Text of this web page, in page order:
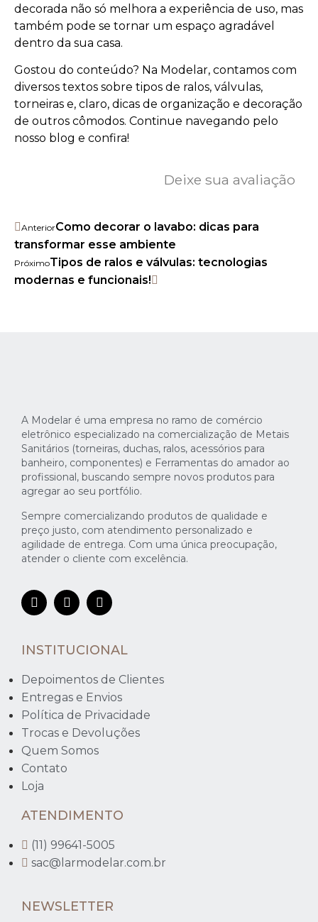
decorada não só melhora a experiência de uso, mas
também pode se tornar um espaço agradável
dentro da sua casa.
Gostou do conteúdo? Na Modelar, contamos com
diversos textos sobre tipos de ralos, válvulas,
torneiras e, claro, dicas de organização e decoração
de outros cômodos. Continue navegando pelo
nosso blog e confira!
Deixe sua avaliação
AnteriorComo decorar o lavabo: dicas para
transformar esse ambiente
PróximoTipos de ralos e válvulas: tecnologias
modernas e funcionais!
A Modelar é uma empresa no ramo de comércio
eletrônico especializado na comercialização de Metais
Sanitários (torneiras, duchas, ralos, acessórios para
banheiro, componentes) e Ferramentas do amador ao
profissional, buscando sempre novos produtos para
agregar ao seu portfólio.
Sempre comercializando produtos de qualidade e
preço justo, com atendimento personalizado e
agilidade de entrega. Com uma única preocupação,
atender o cliente com excelência.
INSTITUCIONAL
Depoimentos de Clientes
Entregas e Envios
Política de Privacidade
Trocas e Devoluções
Quem Somos
Contato
Loja
ATENDIMENTO
(11) 99641-5005
sac@larmodelar.com.br
NEWSLETTER